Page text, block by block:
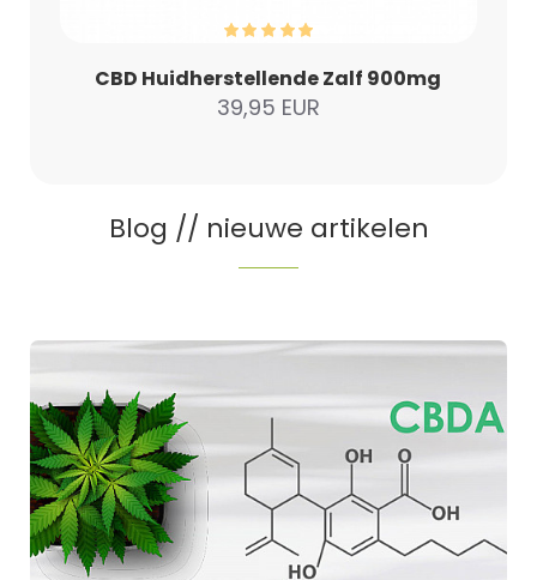
CBD Huidherstellende Zalf 900mg
39,95 EUR
Blog // nieuwe artikelen